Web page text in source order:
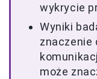
wykrycie
Wyniki
znaczenie
może